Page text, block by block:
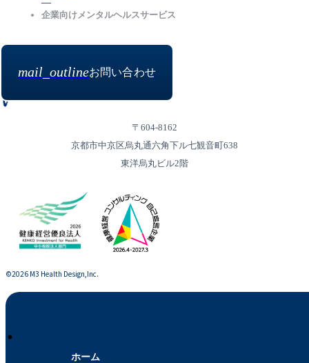
企業向けメンタルヘルスサービス
mail_outlineお問い合わせ
〒604-8162
京都市中京区烏丸通六角下ル七観音町638
東洋烏丸ビル2階
©︎2026 M3 Health Design,Inc.
ホーム